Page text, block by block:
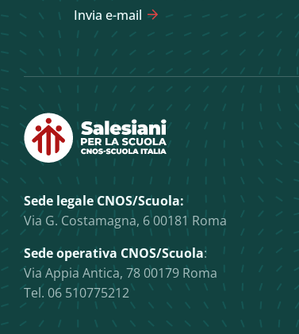
Invia e-mail
Sede legale CNOS/Scuola:
Via G. Costamagna, 6 00181 Roma
Sede operativa CNOS/Scuola:
Via Appia Antica, 78 00179 Roma
Tel. 06 510775212